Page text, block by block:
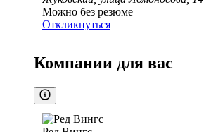
Можно без резюме
Откликнуться
Компании для вас